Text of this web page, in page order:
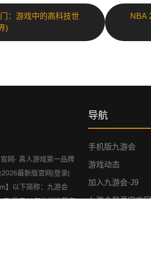
：游戏中的高科技世
)
NBA
网- 真人游戏第一品牌
最新版官网|登录|
】以下简称：九游会
,稳定18年信誉推荐安
导航
手机版九游会
游戏动态
加入九游会·J9
九游会登录官方